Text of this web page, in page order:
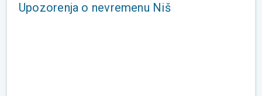
Upozorenja o nevremenu Niš